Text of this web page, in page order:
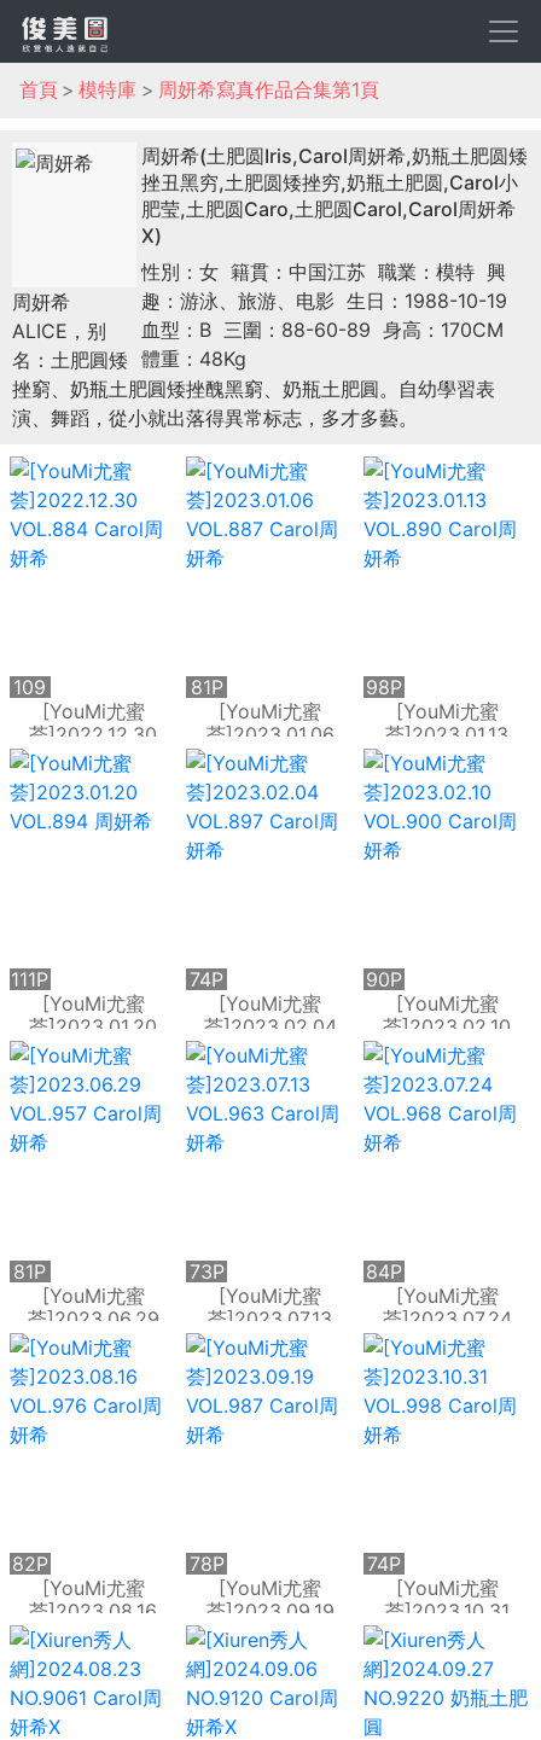
首頁 模特庫 周妍希寫真作品合集第1頁
周妍希(土肥圆Iris,Carol周妍希,奶瓶土肥圆矮
挫丑黑穷,土肥圆矮挫穷,奶瓶土肥圆,Carol小
肥莹,土肥圆Caro,土肥圆Carol,Carol周妍希
X)
性別：女 籍貫：中国江苏 職業：模特 興
趣：游泳、旅游、电影 生日：1988-10-19
血型：B 三圍：88-60-89 身高：170CM
體重：48Kg
周妍希
ALICE，别
名：土肥圓矮
挫窮、奶瓶土肥圓矮挫醜黑窮、奶瓶土肥圓。自幼學習表
演、舞蹈，從小就出落得異常标志，多才多藝。
[YouMi尤蜜
荟]2022.12.30
VOL.884 Carol周
妍希
109
[YouMi尤蜜
荟]2023.01.06
VOL.887 Carol周
妍希
81P
[YouMi尤蜜
荟]2023.01.13
VOL.890 Carol周
妍希
98P
[YouMi尤蜜
荟]2023.01.20
VOL.894 周妍希
111P
[YouMi尤蜜
荟]2023.02.04
VOL.897 Carol周
妍希
74P
[YouMi尤蜜
荟]2023.02.10
VOL.900 Carol周
妍希
90P
[YouMi尤蜜
荟]2023.06.29
VOL.957 Carol周
妍希
81P
[YouMi尤蜜
荟]2023.07.13
VOL.963 Carol周
妍希
73P
[YouMi尤蜜
荟]2023.07.24
VOL.968 Carol周
妍希
84P
[YouMi尤蜜
荟]2023.08.16
VOL.976 Carol周
妍希
82P
[YouMi尤蜜
荟]2023.09.19
VOL.987 Carol周
妍希
78P
[YouMi尤蜜
荟]2023.10.31
VOL.998 Carol周
妍希
74P